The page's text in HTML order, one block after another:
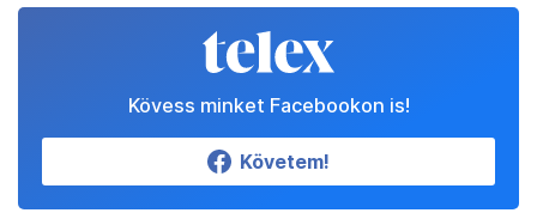
Kövess minket Facebookon is!
Követem!